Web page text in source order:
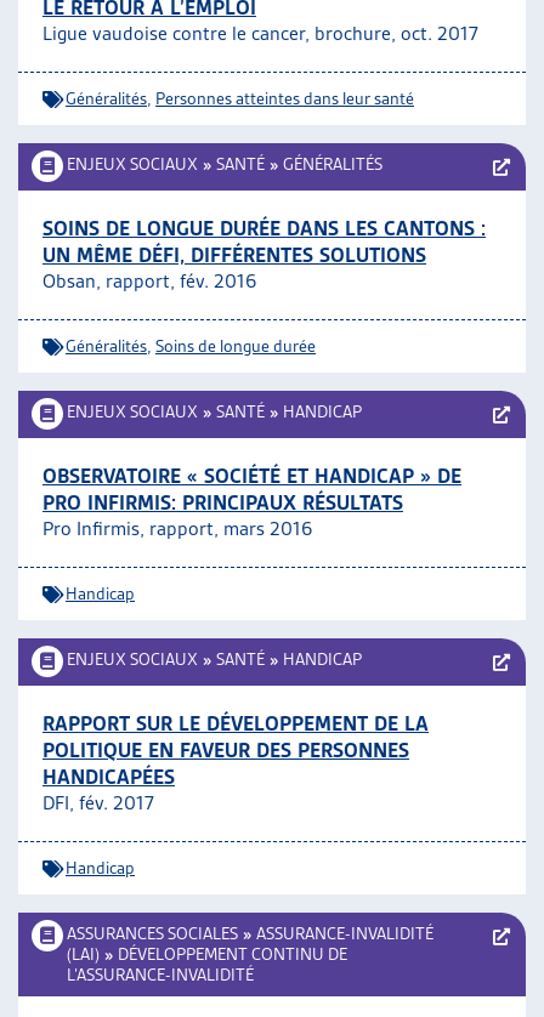
LE RETOUR À L’EMPLOI
Ligue vaudoise contre le cancer, brochure, oct. 2017
Généralités Personnes atteintes dans leur santé
ENJEUX SOCIAUX » SANTÉ » GÉNÉRALITÉS
SOINS DE LONGUE DURÉE DANS LES CANTONS :
UN MÊME DÉFI, DIFFÉRENTES SOLUTIONS
Obsan, rapport, fév. 2016
Généralités Soins de longue durée
ENJEUX SOCIAUX » SANTÉ » HANDICAP
OBSERVATOIRE « SOCIÉTÉ ET HANDICAP » DE
PRO INFIRMIS: PRINCIPAUX RÉSULTATS
Pro Infirmis, rapport, mars 2016
Handicap
ENJEUX SOCIAUX » SANTÉ » HANDICAP
RAPPORT SUR LE DÉVELOPPEMENT DE LA
POLITIQUE EN FAVEUR DES PERSONNES
HANDICAPÉES
DFI, fév. 2017
Handicap
ASSURANCES SOCIALES » ASSURANCE-INVALIDITÉ
(LAI) » DÉVELOPPEMENT CONTINU DE
L’ASSURANCE-INVALIDITÉ